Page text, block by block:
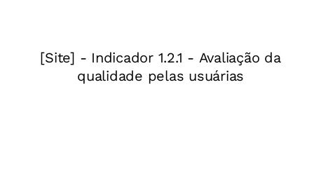
Gmail desde a momento da matrícula.“A partir
do momento que a criança entra na escola já é